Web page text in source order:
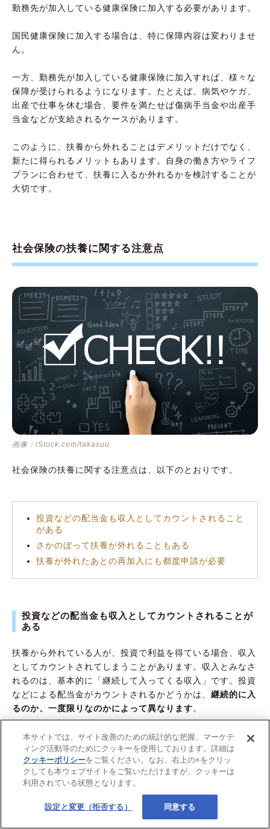
勤務先が加入している健康保険に加入する必要があります。
国民健康保険に加入する場合は、特に保障内容は変わりませ
ん。
一方、勤務先が加入している健康保険に加入すれば、様々な
保障が受けられるようになります。たとえば、病気やケガ、
出産で仕事を休む場合、要件を満たせば傷病手当金や出産手
当金などが支給されるケースがあります。
このように、扶養から外れることはデメリットだけでなく、
新たに得られるメリットもあります。自身の働き方やライフ
プランに合わせて、扶養に入るか外れるかを検討することが
大切です。
社会保険の扶養に関する注意点
画像：iStock.com/takasuu
社会保険の扶養に関する注意点は、以下のとおりです。
投資などの配当金も収入としてカウントされること
がある
さかのぼって扶養が外れることもある
扶養が外れたあとの再加入にも都度申請が必要
投資などの配当金も収入としてカウントされることが
ある
扶養から外れている人が、投資で利益を得ている場合、収入
としてカウントされてしまうことがあります。収入とみなさ
れるのは、基本的に「継続して入ってくる収入」です。投資
などによる配当金がカウントされるかどうかは、 継続的に入
るのか、一度限りなのかによって異なります。
たとえば、NISA口座で株式や投資信託などを売却した場
合、その取引は一度限りなので通常は継続的な収入とはみな
されません。一方、保有している株式の配当金が毎年入る場
合は継続的な収入と判断され、収入としてカウントされま
本サイトでは、サイト改善のための統計的な把握、マーケテ
ィング活動等のためにクッキーを使用しております。詳細は
クッキーポリシーをご覧ください。なお、右上の×をクリッ
クしても本ウェブサイトをご覧いただけますが、クッキーは
利用されている状態となります。
設定と変更（拒否する） 同意する